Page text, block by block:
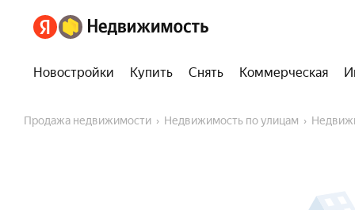
Новостройки Купить Снять Коммерческая
Продажа недвижимости Недвижимость по улицам